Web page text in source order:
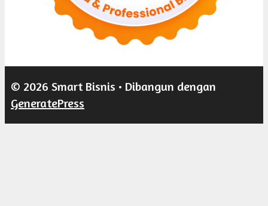
© 2026 Smart Bisnis • Dibangun dengan
GeneratePress